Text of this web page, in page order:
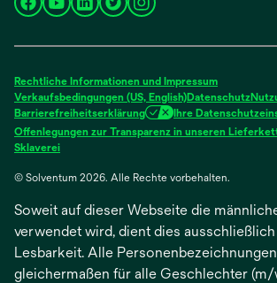
wird
neuen
Registerkarte
geöffnet
wird
neuen
Registerkarte
geöffnet
wird
neuen
Registerkarte
geöffnet
wird
neuen
Registerkarte
geöffnet
wird
neuen
Registerkarte
geöffnet
Rechtliche Informationen und Impressum
Verkaufsbedingungen (US, English)Datenschutz
Barrierefreiheitserklärung
Ihre
Offenlegungen zur Transparenz in unseren
Sklavereiwird
einer
Registerkarte
geöffnet
© Solventum 2026. Alle Rechte vorbehalten.
Soweit auf dieser Webseite die
verwendet wird, dient dies
Lesbarkeit. Alle
gleichermaßen für alle Geschlechter (m/